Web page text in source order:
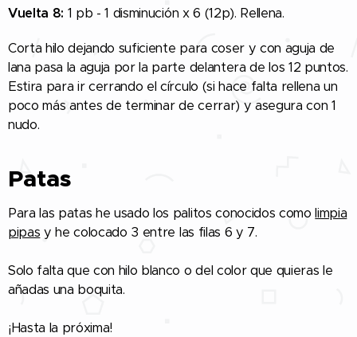
Vuelta 8: 1 pb - 1 disminución x 6 (12p). Rellena.
Corta hilo dejando suficiente para coser y con aguja de
lana pasa la aguja por la parte delantera de los 12 puntos.
Estira para ir cerrando el círculo (si hace falta rellena un
poco más antes de terminar de cerrar) y asegura con 1
nudo.
Patas
Para las patas he usado los palitos conocidos comolimpia
pipas y he colocado 3 entre las filas 6 y 7.
Solo falta que con hilo blanco o del color que quieras le
añadas una boquita.
¡Hasta la próxima!